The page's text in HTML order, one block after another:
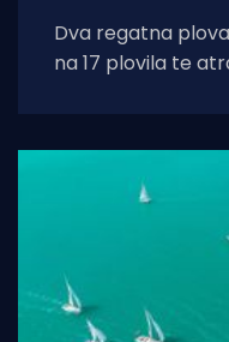
Dva regatna
na 17 plovila te